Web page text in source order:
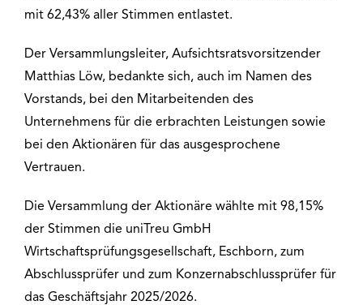
mit 62,43% aller Stimmen entlastet.
Der Versammlungsleiter, Aufsichtsratsvorsitzender
Matthias Löw, bedankte sich, auch im Namen des
Vorstands, bei den Mitarbeitenden des
Unternehmens für die erbrachten Leistungen sowie
bei den Aktionären für das ausgesprochene
Vertrauen.
Die Versammlung der Aktionäre wählte mit 98,15%
der Stimmen die uniTreu GmbH
Wirtschaftsprüfungsgesellschaft, Eschborn, zum
Abschlussprüfer und zum Konzernabschlussprüfer für
das Geschäftsjahr 2025/2026.